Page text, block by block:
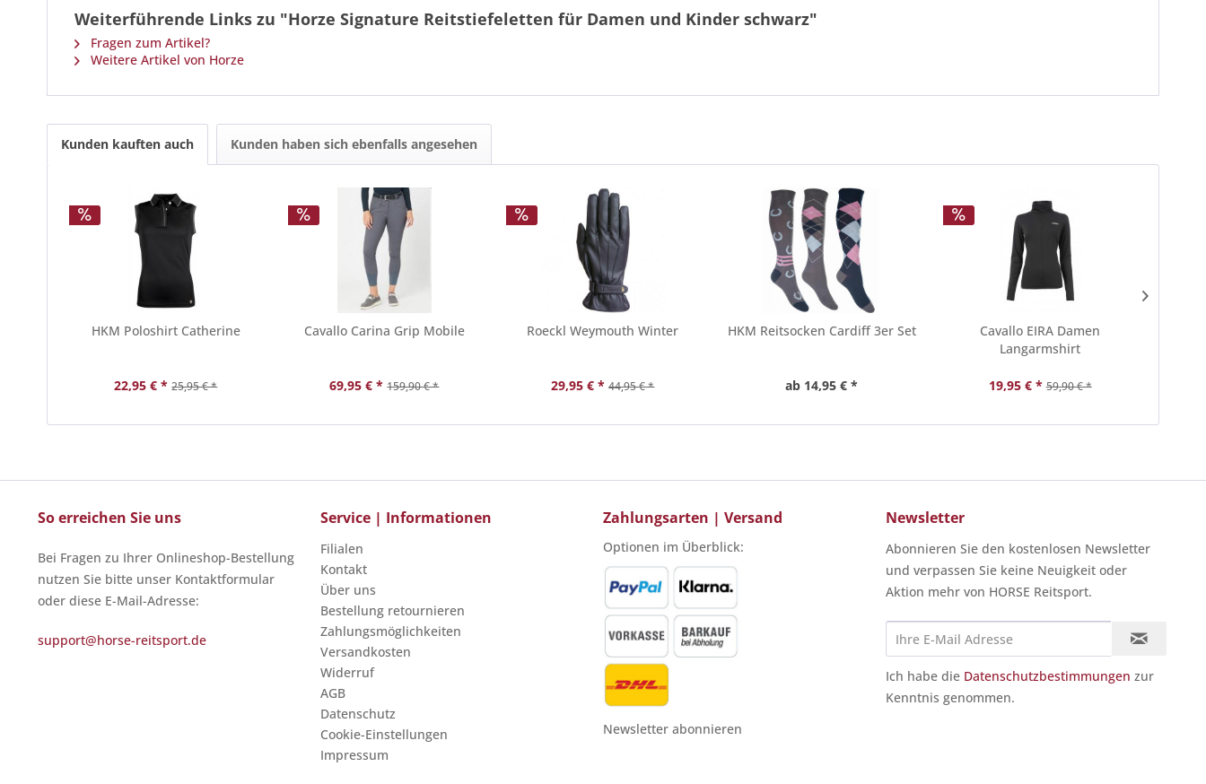
Weiterführende Links zu "Horze Signature Reitstiefeletten für Damen und Kinder schwarz"
Fragen zum Artikel?
Weitere Artikel von Horze
Kunden kauften auch Kunden haben sich ebenfalls angesehen
HKM Poloshirt Catherine
22,95 € * 25,95 € *
Cavallo Carina Grip Mobile
69,95 € * 159,90 € *
Roeckl Weymouth Winter
29,95 € * 44,95 € *
HKM Reitsocken Cardiff 3er Set
ab 14,95 € *
Cavallo EIRA Damen
Langarmshirt
19,95 € * 59,90 € *
So erreichen Sie uns
Bei Fragen zu Ihrer Onlineshop-Bestellung
nutzen Sie bitte unser Kontaktformular
oder diese E-Mail-Adresse:
support@horse-reitsport.de
Service | Informationen
Filialen
Kontakt
Über uns
Bestellung retournieren
Zahlungsmöglichkeiten
Versandkosten
Widerruf
AGB
Datenschutz
Cookie-Einstellungen
Impressum
Zahlungsarten | Versand
Optionen im Überblick:
Newsletter abonnieren
Newsletter
Abonnieren Sie den kostenlosen Newsletter
und verpassen Sie keine Neuigkeit oder
Aktion mehr von HORSE Reitsport.
Ich habe die Datenschutzbestimmungen zur
Kenntnis genommen.